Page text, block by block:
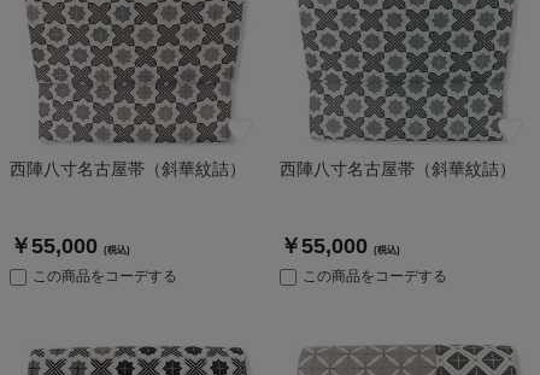
西陣八寸名古屋帯（斜華紋詰）
￥55,000 (税込)
この商品をコーデする
西陣八寸名古屋帯（斜華紋詰）
￥55,000 (税込)
この商品をコーデする